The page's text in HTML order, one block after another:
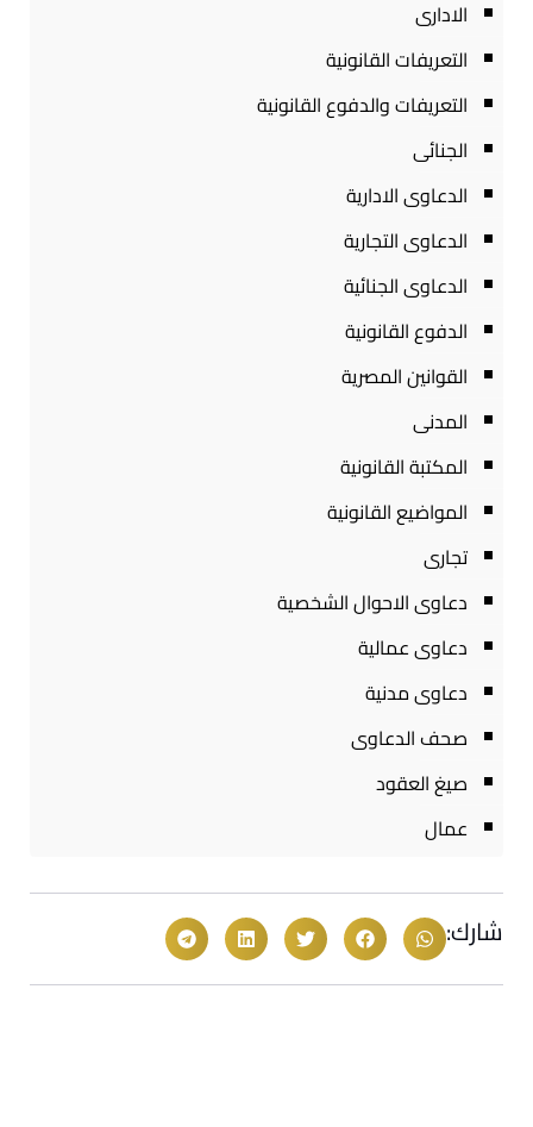
الادارى
التعريفات القانونية
التعريفات والدفوع القانونية
الجنائى
الدعاوى الادارية
الدعاوى التجارية
الدعاوى الجنائية
الدفوع القانونية
القوانين المصرية
المدنى
المكتبة القانونية
المواضيع القانونية
تجارى
دعاوى الاحوال الشخصية
دعاوى عمالية
دعاوى مدنية
صحف الدعاوى
صيغ العقود
عمال
شارك: